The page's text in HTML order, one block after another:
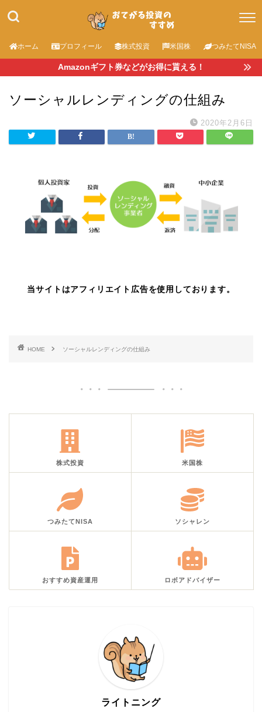
ホーム プロフィール 株式投資 米国株 つみたてNISA
Amazonギフト券などがお得に貰える！
ソーシャルレンディングの仕組み
2020年2月6日
当サイトはアフィリエイト広告を使用しております。
HOME ソーシャルレンディングの仕組み
株式投資 米国株
つみたてNISA ソシャレン
おすすめ資産運用 ロボアドバイザー
ライトニング